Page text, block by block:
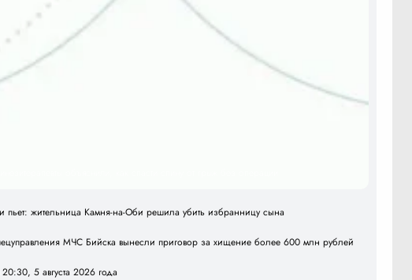
пьет: жительница Камня-на-Оби решила убить избранницу сына
МЧС Бийска вынесли приговор за хищение более 600 млн рублей
5 августа 2026 года